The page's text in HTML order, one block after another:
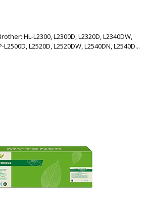
HL-L2300, L2300D, L2320D, L2340DW,
L2500D, L2520D, L2520DW, L2540DN, L2540D...